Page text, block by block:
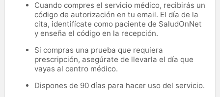
Cuando compres el servicio médico, recibirás un
código de autorización en tu email. El día de la
cita, identifícate como paciente de SaludOnNet
y enseña el código en la recepción.
Si compras una prueba que requiera
prescripción, asegúrate de llevarla el día que
vayas al centro médico.
Dispones de 90 días para hacer uso del servicio.